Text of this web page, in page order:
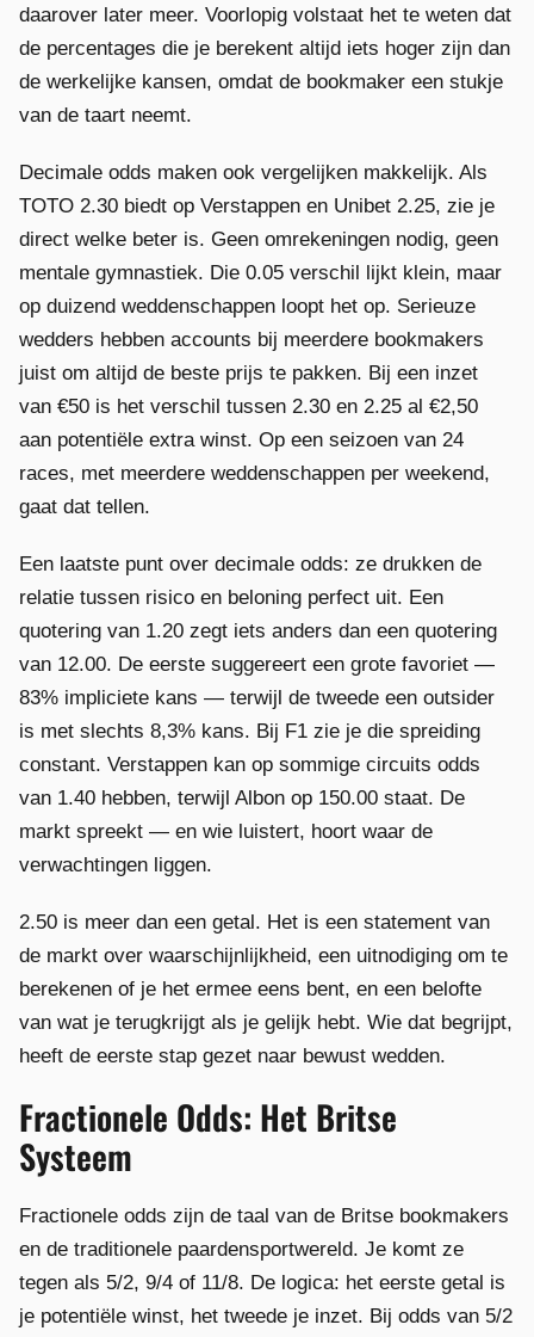
daarover later meer. Voorlopig volstaat het te weten dat
de percentages die je berekent altijd iets hoger zijn dan
de werkelijke kansen, omdat de bookmaker een stukje
van de taart neemt.
Decimale odds maken ook vergelijken makkelijk. Als
TOTO 2.30 biedt op Verstappen en Unibet 2.25, zie je
direct welke beter is. Geen omrekeningen nodig, geen
mentale gymnastiek. Die 0.05 verschil lijkt klein, maar
op duizend weddenschappen loopt het op. Serieuze
wedders hebben accounts bij meerdere bookmakers
juist om altijd de beste prijs te pakken. Bij een inzet
van €50 is het verschil tussen 2.30 en 2.25 al €2,50
aan potentiële extra winst. Op een seizoen van 24
races, met meerdere weddenschappen per weekend,
gaat dat tellen.
Een laatste punt over decimale odds: ze drukken de
relatie tussen risico en beloning perfect uit. Een
quotering van 1.20 zegt iets anders dan een quotering
van 12.00. De eerste suggereert een grote favoriet —
83% impliciete kans — terwijl de tweede een outsider
is met slechts 8,3% kans. Bij F1 zie je die spreiding
constant. Verstappen kan op sommige circuits odds
van 1.40 hebben, terwijl Albon op 150.00 staat. De
markt spreekt — en wie luistert, hoort waar de
verwachtingen liggen.
2.50 is meer dan een getal. Het is een statement van
de markt over waarschijnlijkheid, een uitnodiging om te
berekenen of je het ermee eens bent, en een belofte
van wat je terugkrijgt als je gelijk hebt. Wie dat begrijpt,
heeft de eerste stap gezet naar bewust wedden.
Fractionele Odds: Het Britse
Systeem
Fractionele odds zijn de taal van de Britse bookmakers
en de traditionele paardensportwereld. Je komt ze
tegen als 5/2, 9/4 of 11/8. De logica: het eerste getal is
je potentiële winst, het tweede je inzet. Bij odds van 5/2